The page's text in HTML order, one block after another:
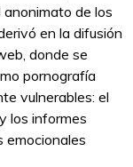
de los
en la difusión
donde se
pornografía
vulnerables: el
los informes
emocionales